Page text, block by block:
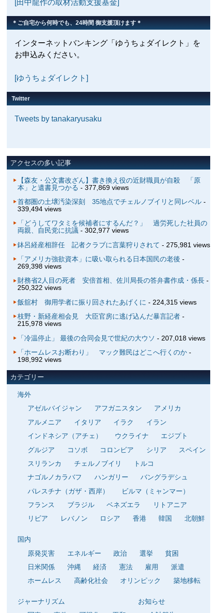
[田中龍作の取材活動支援基金]
＊ご自宅から何時でも、24時間 御支援頂けます＊
インターネットバンキング「ゆうちょダイレクト」を
お申込みください。
[ゆうちょダイレクト]
Twitter
Tweets by tanakaryusaku
アクセスの多い記事
【森友・公文書改ざん】書き換え役の近財職員が自殺 「原
本」と遺書見つかる - 377,869 views
首都圏の土壌汚染深刻 35地点でチェルノブイリと同レベル-
339,494 views
「どうしてワタミを候補者にするんだ？」 過労死した社員の
両親、自民党に抗議- 302,977 views
鉢呂経産相辞任 記者クラブに言葉狩りされて - 275,981 views
「アメリカ強欲資本」に吸い取られる日本国民の老後 -
269,398 views
財務省2人目の死者 安倍首相、佐川局長の答弁書作成・係長-
250,322 views
飯舘村 御用学者に振り回されたあげくに - 224,315 views
枝野・新経産相会見 大臣官房に逃げ込んだ暴言記者-
215,978 views
「冷温停止」 最後の合同会見で世紀の大ウソ - 207,018 views
「ホームレスお断わり」 マック難民はどこへ行くのか-
198,992 views
カテゴリー
海外
アゼルバイジャン
アフガニスタン
アメリカ
アルメニア
イタリア イラク
イラン
インドネシア（アチェ）
ウクライナ
エジプト
グルジア
コソボ コロンビア シリア
スペイン
スリランカ
チェルノブイリ
トルコ
ナゴルノカラバフ
ハンガリー
バングラデシュ
パレスチナ（ガザ・西岸）
ビルマ（ミャンマー）
フランス
ブラジル ベネズエラ
リトアニア
リビア
レバノン ロシア 香港 韓国 北朝鮮
国内
原発災害
エネルギー 政治 選挙
貧困
日米関係
沖縄 経済 憲法 雇用
派遣
ホームレス
高齢化社会 オリンピック 築地移転
ジャーナリズム
お知らせ